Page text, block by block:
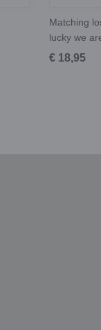
Matching
lucky we
€ 18,95